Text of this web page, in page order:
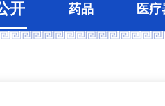
开 药品 医